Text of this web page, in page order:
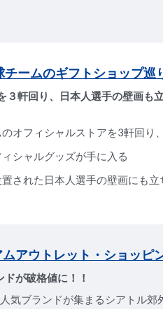
チームのギフトショップ巡
３軒回り、日本人選手の壁画も
オフィシャルストアを3軒回り
シャルグッズが手に入る
された日本人選手の壁画にも立
アウトレット・ショッピ
が破格値に！！
気ブランドが集まるシアトル郊